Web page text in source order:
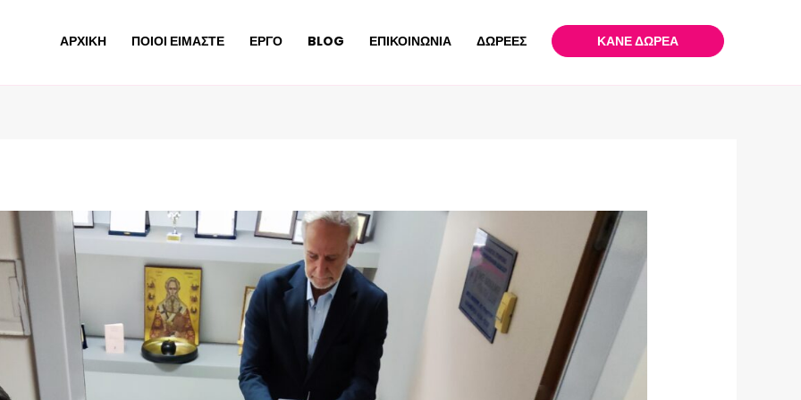
ΑΡΧΙΚΗ ΠΟΙΟΙ ΕΙΜΑΣΤΕ ΕΡΓΟ BLOG ΕΠΙΚΟΙΝΩΝΙΑ ΔΩΡΕΕΣ ΚΑΝΕ ΔΩΡΕΑ